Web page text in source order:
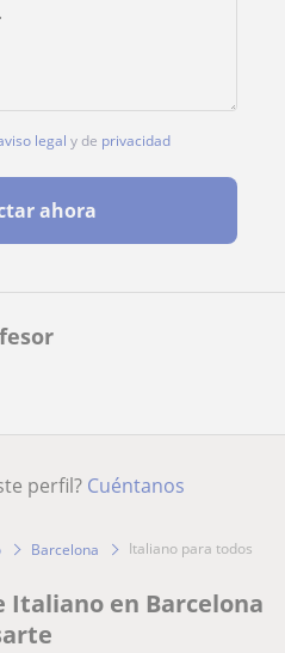
legal y de privacidad
ahora
perfil? Cuéntanos
Barcelona italiano para todos
Italiano en Barcelona